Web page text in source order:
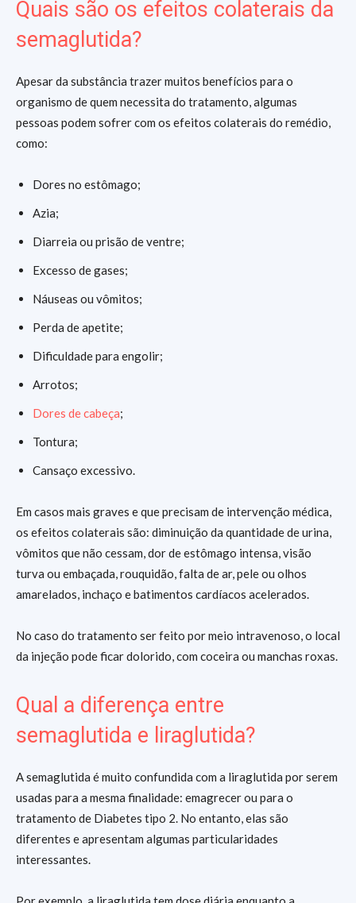
Quais são os efeitos colaterais da
semaglutida?
Apesar da substância trazer muitos benefícios para o
organismo de quem necessita do tratamento, algumas
pessoas podem sofrer com os efeitos colaterais do remédio,
como:
Dores no estômago;
Azia;
Diarreia ou prisão de ventre;
Excesso de gases;
Náuseas ou vômitos;
Perda de apetite;
Dificuldade para engolir;
Arrotos;
Dores de cabeça;
Tontura;
Cansaço excessivo.
Em casos mais graves e que precisam de intervenção médica,
os efeitos colaterais são: diminuição da quantidade de urina,
vômitos que não cessam, dor de estômago intensa, visão
turva ou embaçada, rouquidão, falta de ar, pele ou olhos
amarelados, inchaço e batimentos cardíacos acelerados.
No caso do tratamento ser feito por meio intravenoso, o local
da injeção pode ficar dolorido, com coceira ou manchas roxas.
Qual a diferença entre
semaglutida e liraglutida?
A semaglutida é muito confundida com a liraglutida por serem
usadas para a mesma finalidade: emagrecer ou para o
tratamento de Diabetes tipo 2. No entanto, elas são
diferentes e apresentam algumas particularidades
interessantes.